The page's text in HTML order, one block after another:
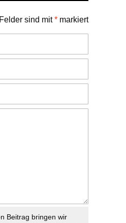
sind mit* markiert
Beitrag bringen wir